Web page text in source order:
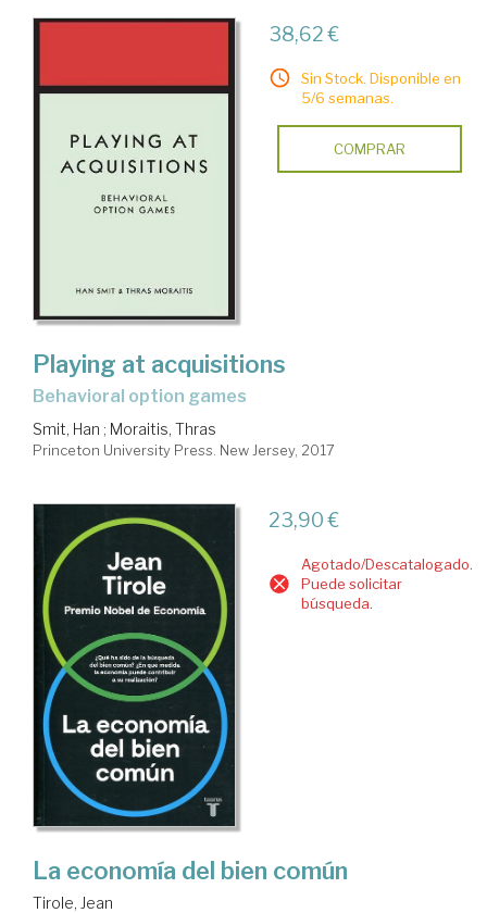
38,62 €
Sin Stock. Disponible en
5/6 semanas.
COMPRAR
Playing at acquisitions
behavioral option games
Smit, Han ; Moraitis, Thras
Princeton University Press. New Jersey, 2017
23,90 €
Agotado/Descatalogado.
Puede solicitar
búsqueda.
La economía del bien común
Tirole, Jean